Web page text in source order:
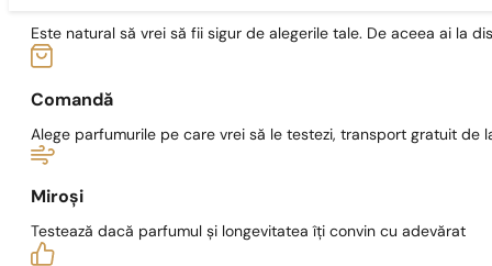
Este natural să vrei să fii sigur de alegerile tale. De aceea ai la
Comandă
Alege parfumurile pe care vrei să le testezi, transport gratuit de
Miroși
Testează dacă parfumul și longevitatea îți convin cu adevărat